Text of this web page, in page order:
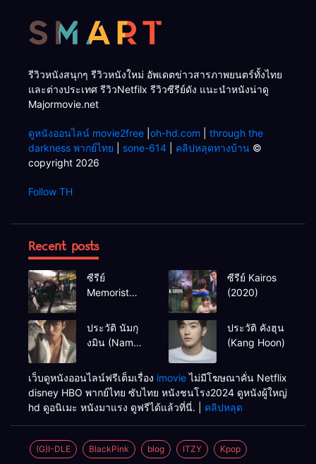
รีวิวหนังสนุกๆ รีวิวหนังใหม่ อัพเดตข่าวสารภาพยนตร์ทั้งไทย
และต่างประเทศ รีวิวNetfilx รีวิวซีรีย์ดัง แนะนำหนังน่าดู
Majormovie.net
ดูหนังออนไลน์ movie2free oh-hd.com
through the
darkness พากย์ไทย
sone-614 คลิปหลุดทางบ้าน ©
copyright 2026
Follow TH
Recent posts
ซีรีย์
Memorist
ซีรีย์ Kairos
(2020)
ประวัติ นัมกุ
งมิน (Nam
Namgoong
Min)
ประวัติ คังฮุน
(Kang Hoon)
เว็บดูหนังออนไลน์ฟรีเต็มเรื่อง imovieไม่มีโฆษณาคั่น Netflix
disney HBO พากย์ไทย ซับไทย หนังชนโรง2024 ดูหนังผู้ใหญ่
hd ดูอนิเมะ หนังมาแรง ดูฟรีได้แล้วที่นี่. | คลิปหลุด
(G)I-DLE BlackPink blog ITZY Kpop